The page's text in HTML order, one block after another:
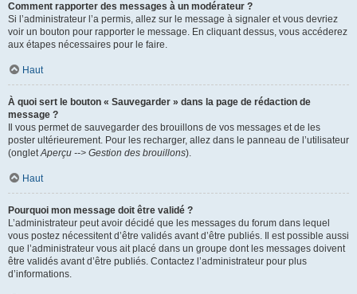
Comment rapporter des messages à un modérateur ?
Si l’administrateur l’a permis, allez sur le message à signaler et vous devriez
voir un bouton pour rapporter le message. En cliquant dessus, vous accéderez
aux étapes nécessaires pour le faire.
Haut
À quoi sert le bouton « Sauvegarder » dans la page de rédaction de
message ?
Il vous permet de sauvegarder des brouillons de vos messages et de les
poster ultérieurement. Pour les recharger, allez dans le panneau de l’utilisateur
(ongletAperçu --> Gestion des brouillons).
Haut
Pourquoi mon message doit être validé ?
L’administrateur peut avoir décidé que les messages du forum dans lequel
vous postez nécessitent d’être validés avant d’être publiés. Il est possible aussi
que l’administrateur vous ait placé dans un groupe dont les messages doivent
être validés avant d’être publiés. Contactez l’administrateur pour plus
d’informations.